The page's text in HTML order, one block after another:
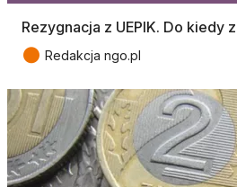
Rezygnacja z UEPIK. Do kiedy
● Redakcja ngo.pl